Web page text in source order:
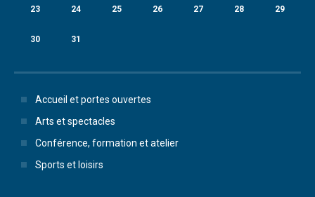
23 24 25 26 27 28 29
30 31
Accueil et portes ouvertes
Arts et spectacles
Conférence, formation et atelier
Sports et loisirs